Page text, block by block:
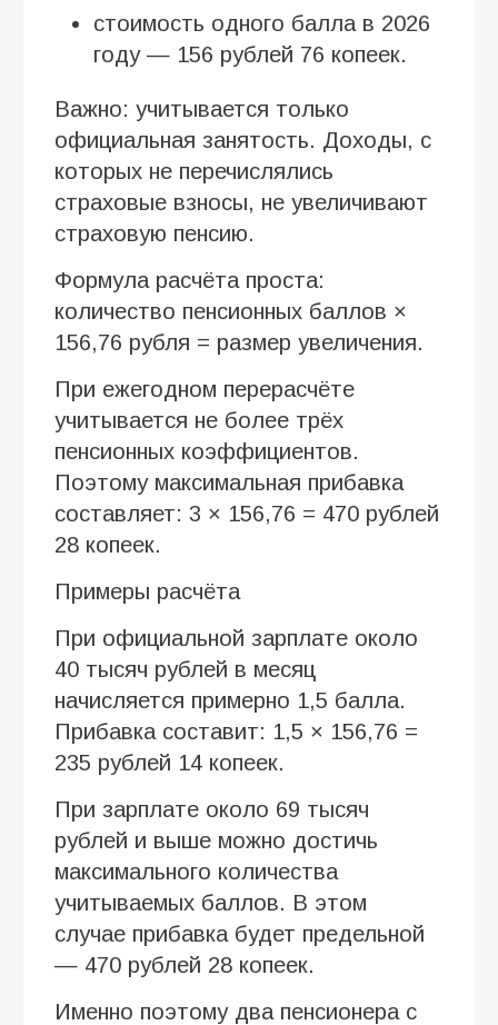
стоимость одного балла в 2026
году — 156 рублей 76 копеек.
Важно: учитывается только
официальная занятость. Доходы, с
которых не перечислялись
страховые взносы, не увеличивают
страховую пенсию.
Формула расчёта проста:
количество пенсионных баллов ×
156,76 рубля = размер увеличения.
При ежегодном перерасчёте
учитывается не более трёх
пенсионных коэффициентов.
Поэтому максимальная прибавка
составляет: 3 × 156,76 = 470 рублей
28 копеек.
Примеры расчёта
При официальной зарплате около
40 тысяч рублей в месяц
начисляется примерно 1,5 балла.
Прибавка составит: 1,5 × 156,76 =
235 рублей 14 копеек.
При зарплате около 69 тысяч
рублей и выше можно достичь
максимального количества
учитываемых баллов. В этом
случае прибавка будет предельной
— 470 рублей 28 копеек.
Именно поэтому два пенсионера с